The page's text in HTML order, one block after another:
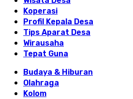
Koperasi
Profil Kepala Desa
Tips Aparat Desa
Wirausaha
Tepat Guna
Budaya & Hiburan
Olahraga
Kolom